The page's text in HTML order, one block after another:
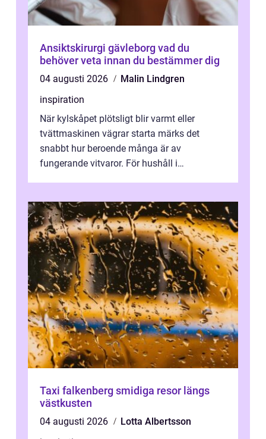
Ansiktskirurgi gävleborg vad du
behöver veta innan du bestämmer dig
04 augusti 2026
Malin Lindgren
inspiration
När kylskåpet plötsligt blir varmt eller
tvättmaskinen vägrar starta märks det
snabbt hur beroende många är av
fungerande vitvaror. För hushåll i
Taxi falkenberg smidiga resor längs
västkusten
04 augusti 2026
Lotta Albertsson